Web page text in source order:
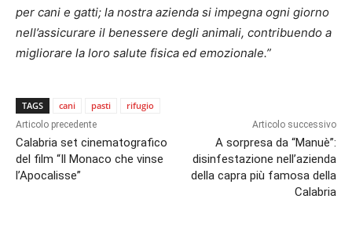
per cani e gatti; la nostra azienda si impegna ogni giorno
nell’assicurare il benessere degli animali, contribuendo a
migliorare la loro salute fisica ed emozionale.”
TAGS cani pasti rifugio
Articolo precedente
Calabria set cinematografico
del film “Il Monaco che vinse
l’Apocalisse”
Articolo successivo
A sorpresa da “Manuè”:
disinfestazione nell’azienda
della capra più famosa della
Calabria